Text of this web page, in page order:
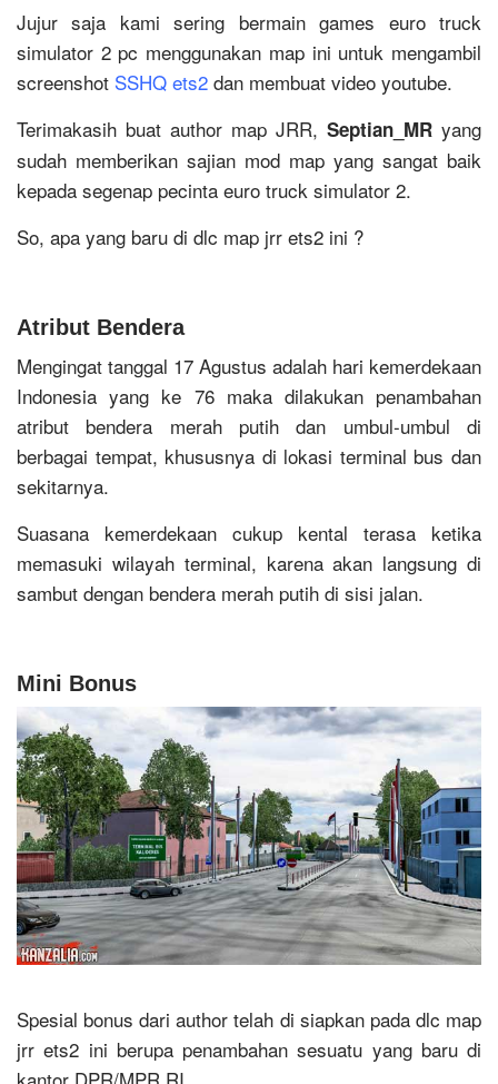
Jujur saja kami sering bermain games euro truck
simulator 2 pc menggunakan map ini untuk mengambil
screenshot SSHQ ets2 dan membuat video youtube.
Terimakasih buat author map JRR, Septian_MR yang
sudah memberikan sajian mod map yang sangat baik
kepada segenap pecinta euro truck simulator 2.
So, apa yang baru di dlc map jrr ets2 ini ?
Atribut Bendera
Mengingat tanggal 17 Agustus adalah hari kemerdekaan
Indonesia yang ke 76 maka dilakukan penambahan
atribut bendera merah putih dan umbul-umbul di
berbagai tempat, khususnya di lokasi terminal bus dan
sekitarnya.
Suasana kemerdekaan cukup kental terasa ketika
memasuki wilayah terminal, karena akan langsung di
sambut dengan bendera merah putih di sisi jalan.
Mini Bonus
Spesial bonus dari author telah di siapkan pada dlc map
jrr ets2 ini berupa penambahan sesuatu yang baru di